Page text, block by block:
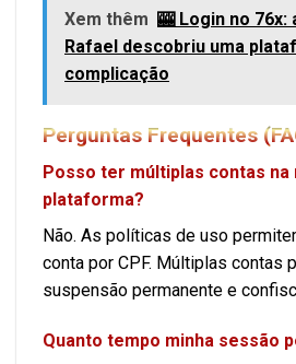
Xem thêm 🎰 Login no 76x:
Rafael descobriu uma
complicação
Perguntas Frequentes
Posso ter múltiplas contas na
plataforma?
Não. As políticas de uso
conta por CPF. Múltiplas contas
suspensão permanente e
Quanto tempo minha sessão